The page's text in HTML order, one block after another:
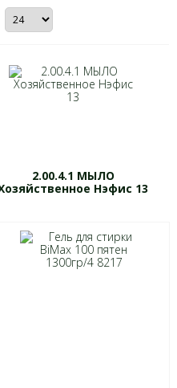
2.00.4.1 МЫЛО
Нэфис 13